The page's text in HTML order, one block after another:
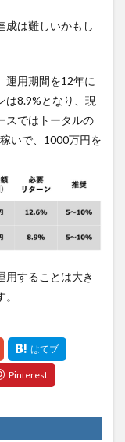
成は難しいかもし
運用期間を12年に
は8.9%となり、現
スではトータルの
いで、1000万円を
用することは大き